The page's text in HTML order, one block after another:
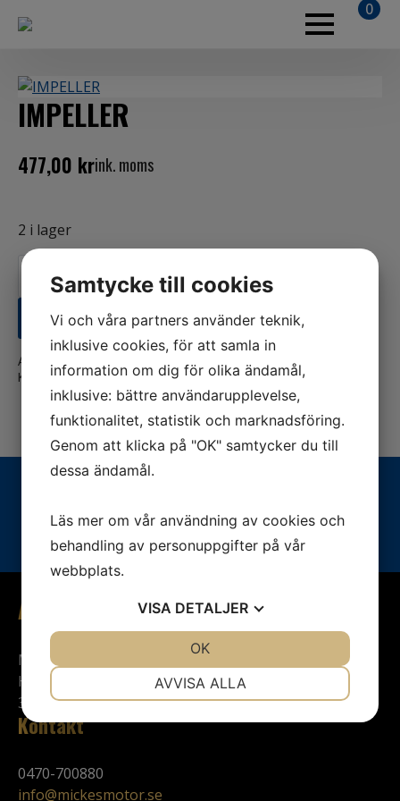
0
IMPELLER
477,00 krink. moms
2 i lager
IMPELLER
mängd
LÄGG TILL I VARUKORG
Artikelnr:
8M0204712
Kategorier:Båt,Mercury
Vill du veta mer? Ring oss:
0470-700880
Adress
Mickes Motor
Hjalmar Petris v. 57-59
352 46 Växjö
Kontakt
0470-700880
info@mickesmotor.se
Samtycke till cookies
Vi och våra partners använder teknik,
inklusive cookies, för att samla in
information om dig för olika ändamål,
inklusive: bättre användarupplevelse,
funktionalitet, statistik och marknadsföring.
Genom att klicka på "OK" samtycker du till
dessa ändamål.
Läs mer om vår användning av cookies och
behandling av personuppgifter på vår
webbplats.
VISA DETALJER
MARKNADSFÖRING
AVVISA ALLA
OK